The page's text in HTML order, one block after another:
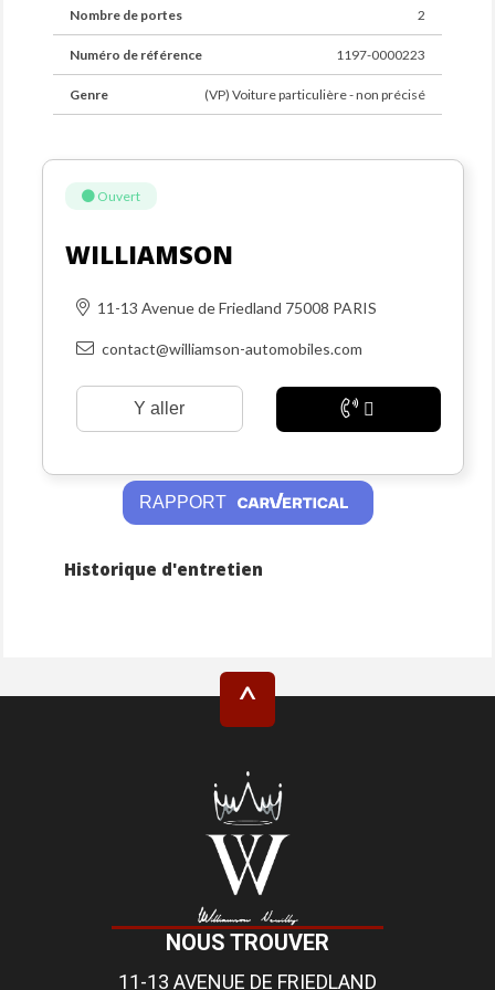
Conseiller en charge du véhicule : Wilson
Nombre de portes 2
Numéro de référence 1197-0000223
Genre (VP) Voiture particulière - non précisé
Ouvert
WILLIAMSON
11-13 Avenue de Friedland 75008 PARIS
contact@williamson-automobiles.com
Y aller
RAPPORT
Historique d'entretien
^
NOUS TROUVER
11-13 AVENUE DE FRIEDLAND